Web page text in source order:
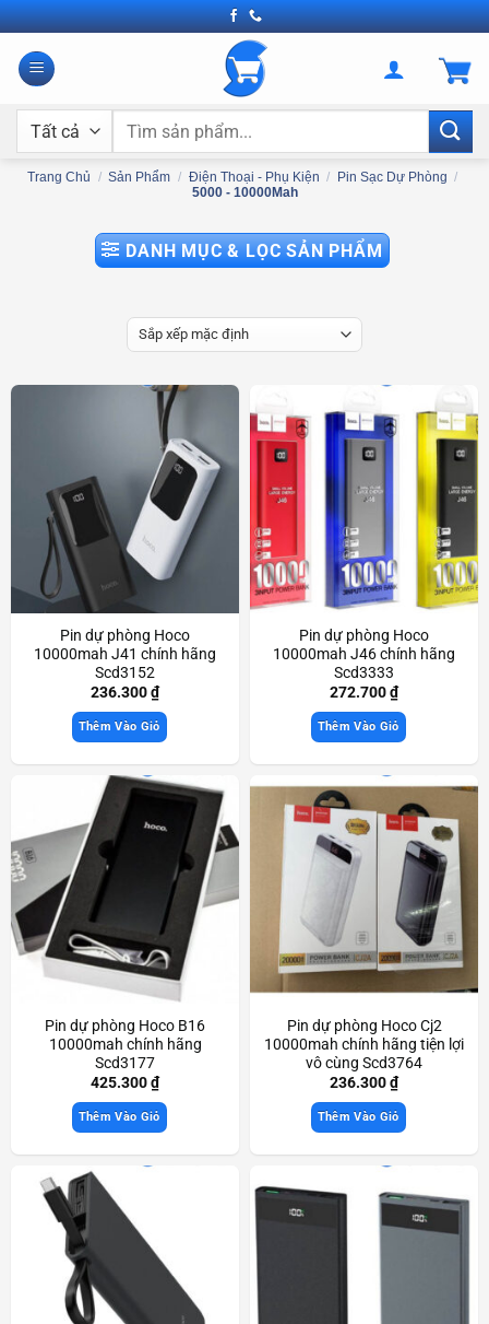
Bỏ
qua
nội
Tìm
Trang Chủ / Sản Phẩm / Điện Thoại - Phụ Kiện / Pin Sạc Dự Phòng /
5000 - 10000Mah
DANH MỤC & LỌC SẢN PHẨM
Pin dự phòng Hoco
10000mah J41 chính hãng
Scd3152
236.300₫
Thêm Vào Giỏ
Pin dự phòng Hoco
10000mah J46 chính hãng
Scd3333
272.700₫
Thêm Vào Giỏ
Pin dự phòng Hoco B16
10000mah chính hãng
Scd3177
425.300₫
Thêm Vào Giỏ
Pin dự phòng Hoco Cj2
10000mah chính hãng tiện lợi
vô cùng Scd3764
236.300₫
Thêm Vào Giỏ